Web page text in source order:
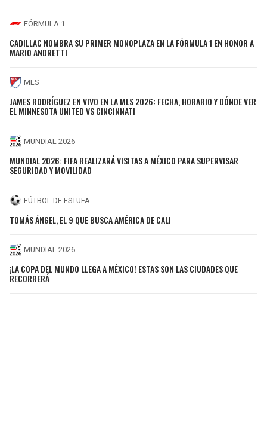
FÓRMULA 1
CADILLAC NOMBRA SU PRIMER MONOPLAZA EN LA FÓRMULA 1 EN HONOR A
MARIO ANDRETTI
MLS
JAMES RODRÍGUEZ EN VIVO EN LA MLS 2026: FECHA, HORARIO Y DÓNDE VER
EL MINNESOTA UNITED VS CINCINNATI
MUNDIAL 2026
MUNDIAL 2026: FIFA REALIZARÁ VISITAS A MÉXICO PARA SUPERVISAR
SEGURIDAD Y MOVILIDAD
FÚTBOL DE ESTUFA
TOMÁS ÁNGEL, EL 9 QUE BUSCA AMÉRICA DE CALI
MUNDIAL 2026
¡LA COPA DEL MUNDO LLEGA A MÉXICO! ESTAS SON LAS CIUDADES QUE
RECORRERÁ